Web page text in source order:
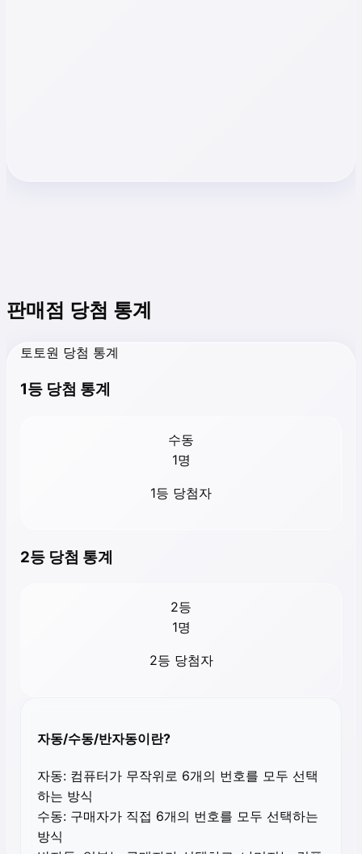
판매점 당첨 통계
토토원 당첨 통계
1등 당첨 통계
수동
1명
1등 당첨자
2등 당첨 통계
2등
1명
2등 당첨자
자동/수동/반자동이란?
자동: 컴퓨터가 무작위로 6개의 번호를 모두 선택
하는 방식
수동: 구매자가 직접 6개의 번호를 모두 선택하는
방식